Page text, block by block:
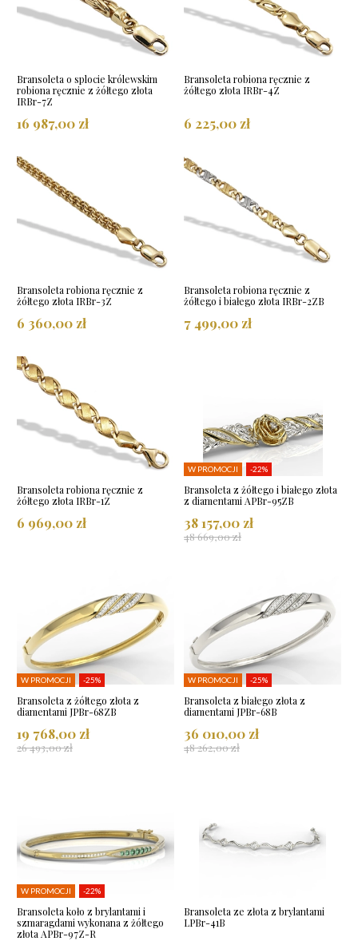
Bransoleta o splocie królewskim
robiona ręcznie z żółtego złota
IRBr-7Z
16 987,00 zł
Bransoleta robiona ręcznie z
żółtego złota IRBr-4Z
6 225,00 zł
Bransoleta robiona ręcznie z
żółtego złota IRBr-3Z
6 360,00 zł
Bransoleta robiona ręcznie z
żółtego i białego złota IRBr-2ZB
7 499,00 zł
Bransoleta robiona ręcznie z
żółtego złota IRBr-1Z
6 969,00 zł
W PROMOCJI -22%
Bransoleta z żółtego i białego złota
z diamentami APBr-95ZB
38 157,00 zł
48 669,00 zł
W PROMOCJI -25%
Bransoleta z żółtego złota z
diamentami JPBr-68ZB
19 768,00 zł
26 493,00 zł
W PROMOCJI -25%
Bransoleta z białego złota z
diamentami JPBr-68B
36 010,00 zł
48 262,00 zł
W PROMOCJI -22%
Bransoleta koło z brylantami i
szmaragdami wykonana z żółtego
złota APBr-97Z-R
Bransoleta ze złota z brylantami
LPBr-41B